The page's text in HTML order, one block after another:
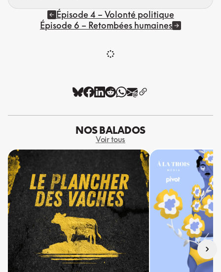
Épisode 4 – Volonté politique
Épisode 6 – Retombées humaines
NOS BALADOS
Voir tous
›